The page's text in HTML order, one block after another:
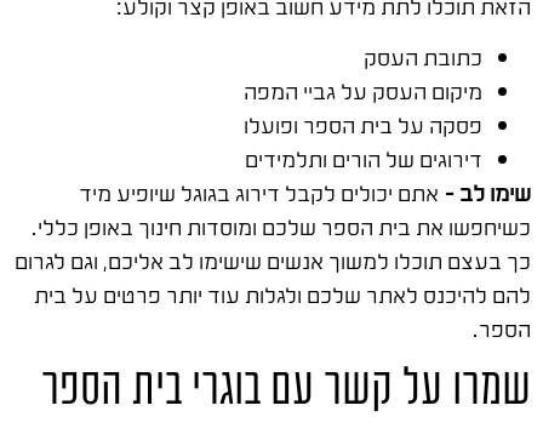
כתובת העסק
מיקום העסק על גביי המפה
פסקה על בית הספר ופועלו
דירוגים של הורים ותלמידים
שימו לב – אתם יכולים לקבל דירוג בגוגל שיופיע מיד
כשיחפשו את בית הספר שלכם ומוסדות חינוך באופן כללי.
כך בעצם תוכלו למשוך אנשים שישימו לב אליכם, וגם לגרום
להם להיכנס לאתר שלכם ולגלות עוד יותר פרטים על בית
הספר.
שמרו על קשר עם בוגרי בית הספר